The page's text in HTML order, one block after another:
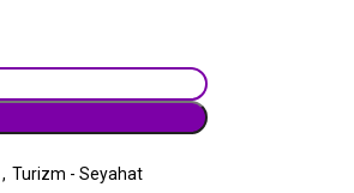
, Turizm - Seyahat